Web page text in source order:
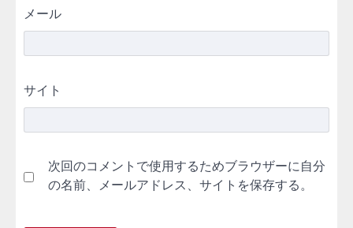
メール
サイト
次回のコメントで使用するためブラウザーに自分
の名前、メールアドレス、サイトを保存する。